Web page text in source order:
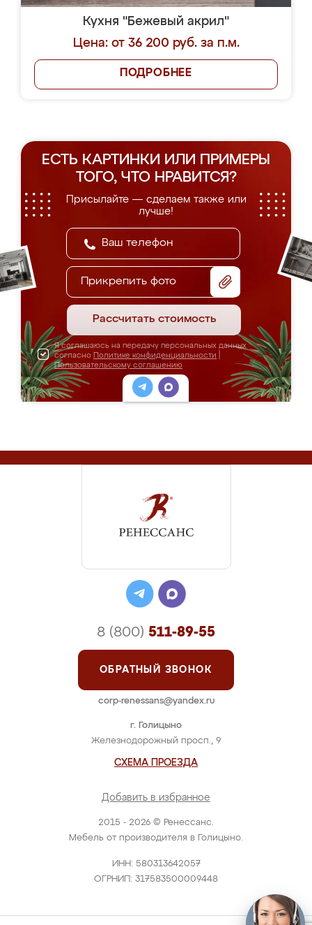
Кухня "Бежевый акрил"
Цена: от 36 200 руб. за п.м.
ПОДРОБНЕЕ
ЕСТЬ КАРТИНКИ ИЛИ ПРИМЕРЫ
ТОГО, ЧТО НРАВИТСЯ?
Присылайте — сделаем также или
лучше!
Прикрепить фото
Рассчитать стоимость
Я соглашаюсь на передачу персональных данных
согласно Политике конфиденциальности
Пользовательскому соглашению
2015 - 2026 © Ренессанс.
Мебель от производителя в Голицыно.
ИНН: 580313642057
ОГРНИП: 317583500009448
г. Голицыно
Железнодорожный просп., 9
СХЕМА ПРОЕЗДА
Добавить в избранное
8 (800) 511-89-55
ОБРАТНЫЙ ЗВОНОК
corp-renessans@yandex.ru